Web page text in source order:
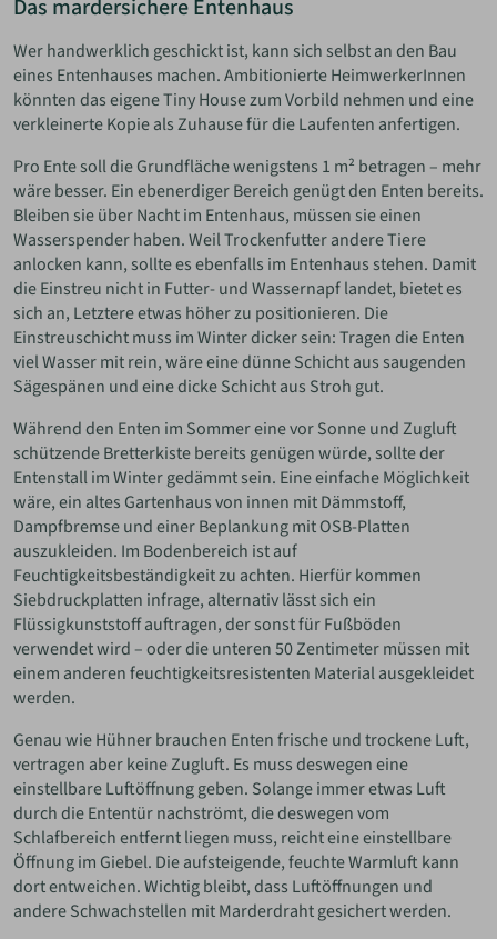
Das mardersichere Entenhaus
Wer handwerklich geschickt ist, kann sich selbst an den Bau
eines Entenhauses machen. Ambitionierte HeimwerkerInnen
könnten das eigene Tiny House zum Vorbild nehmen und eine
verkleinerte Kopie als Zuhause für die Laufenten anfertigen.
Pro Ente soll die Grundfläche wenigstens 1 m² betragen – mehr
wäre besser. Ein ebenerdiger Bereich genügt den Enten bereits.
Bleiben sie über Nacht im Entenhaus, müssen sie einen
Wasserspender haben. Weil Trockenfutter andere Tiere
anlocken kann, sollte es ebenfalls im Entenhaus stehen. Damit
die Einstreu nicht in Futter- und Wassernapf landet, bietet es
sich an, Letztere etwas höher zu positionieren. Die
Einstreuschicht muss im Winter dicker sein: Tragen die Enten
viel Wasser mit rein, wäre eine dünne Schicht aus saugenden
Sägespänen und eine dicke Schicht aus Stroh gut.
Während den Enten im Sommer eine vor Sonne und Zugluft
schützende Bretterkiste bereits genügen würde, sollte der
Entenstall im Winter gedämmt sein. Eine einfache Möglichkeit
wäre, ein altes Gartenhaus von innen mit Dämmstoff,
Dampfbremse und einer Beplankung mit OSB-Platten
auszukleiden. Im Bodenbereich ist auf
Feuchtigkeitsbeständigkeit zu achten. Hierfür kommen
Siebdruckplatten infrage, alternativ lässt sich ein
Flüssigkunststoff auftragen, der sonst für Fußböden
verwendet wird – oder die unteren 50 Zentimeter müssen mit
einem anderen feuchtigkeitsresistenten Material ausgekleidet
werden.
Genau wie Hühner brauchen Enten frische und trockene Luft,
vertragen aber keine Zugluft. Es muss deswegen eine
einstellbare Luftöffnung geben. Solange immer etwas Luft
durch die Ententür nachströmt, die deswegen vom
Schlafbereich entfernt liegen muss, reicht eine einstellbare
Öffnung im Giebel. Die aufsteigende, feuchte Warmluft kann
dort entweichen. Wichtig bleibt, dass Luftöffnungen und
andere Schwachstellen mit Marderdraht gesichert werden.